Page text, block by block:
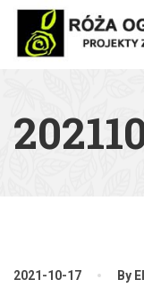
2021-10-17 By